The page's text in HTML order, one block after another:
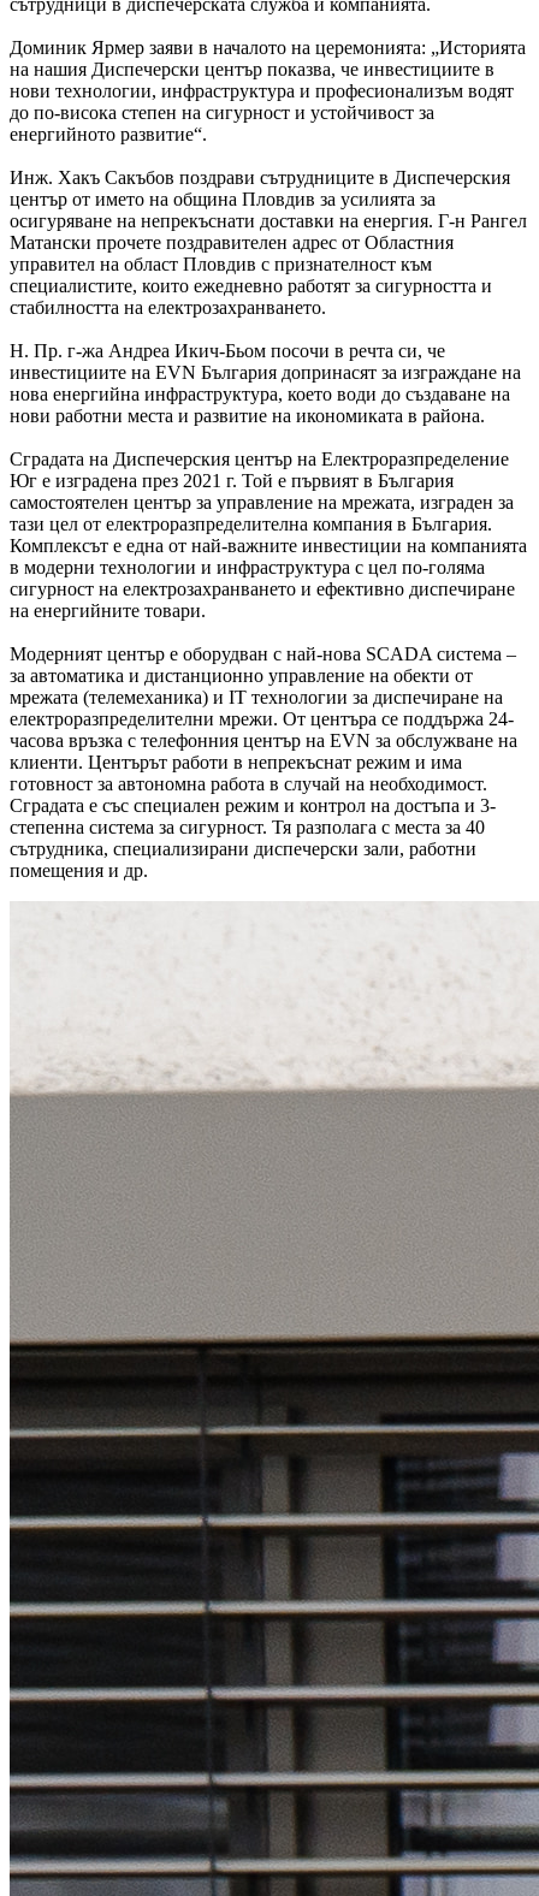
сътрудници в диспечерската служба и компанията.
Доминик Ярмер заяви в началото на церемонията: „Историята
на нашия Диспечерски център показва, че инвестициите в
нови технологии, инфраструктура и професионализъм водят
до по-висока степен на сигурност и устойчивост за
енергийното развитие“.
Инж. Хакъ Сакъбов поздрави сътрудниците в Диспечерския
център от името на община Пловдив за усилията за
осигуряване на непрекъснати доставки на енергия. Г-н Рангел
Матански прочете поздравителен адрес от Областния
управител на област Пловдив с признателност към
специалистите, които ежедневно работят за сигурността и
стабилността на електрозахранването.
Н. Пр. г-жа Андреа Икич-Бьом посочи в речта си, че
инвестициите на EVN България допринасят за изграждане на
нова енергийна инфраструктура, което води до създаване на
нови работни места и развитие на икономиката в района.
Сградата на Диспечерския център на Електроразпределение
Юг е изградена през 2021 г. Той е първият в България
самостоятелен център за управление на мрежата, изграден за
тази цел от електроразпределителна компания в България.
Комплексът е една от най-важните инвестиции на компанията
в модерни технологии и инфраструктура с цел по-голяма
сигурност на електрозахранването и ефективно диспечиране
на енергийните товари.
Модерният център е оборудван с най-нова SCADA система –
за автоматика и дистанционно управление на обекти от
мрежата (телемеханика) и IT технологии за диспечиране на
електроразпределителни мрежи. От центъра се поддържа 24-
часова връзка с телефонния център на EVN за обслужване на
клиенти. Центърът работи в непрекъснат режим и има
готовност за автономна работа в случай на необходимост.
Сградата е със специален режим и контрол на достъпа и 3-
степенна система за сигурност. Тя разполага с места за 40
сътрудника, специализирани диспечерски зали, работни
помещения и др.